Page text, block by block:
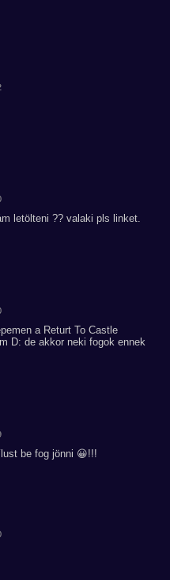
letölteni ?? valaki pls linket.
a Returt To Castle
D: de akkor neki fogok ennek
be fog jönni 😀!!!